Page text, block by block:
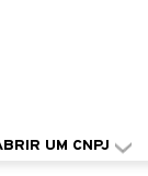
UM CNPJ